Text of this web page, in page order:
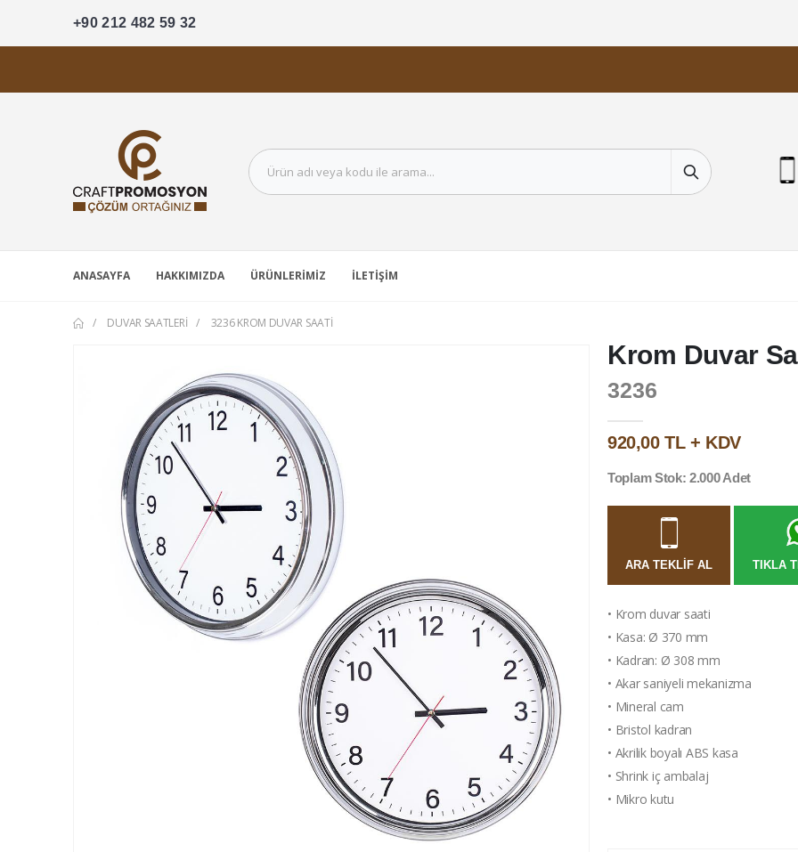
+90 212 482 59 32
ANASAYFA HAKKIMIZDA ÜRÜNLERIMIZ İLETIŞIM
DUVAR SAATLERI 3236 KROM DUVAR SAATI
Krom Duvar
3236
920,00 TL + KDV
Toplam Stok: 2.000 Adet
ARA TEKLIF AL TIKLA
• Krom duvar saati
• Kasa: Ø 370 mm
• Kadran: Ø 308 mm
• Akar saniyeli mekanizma
• Mineral cam
• Bristol kadran
• Akrilik boyalı ABS kasa
• Shrink iç ambalaj
• Mikro kutu